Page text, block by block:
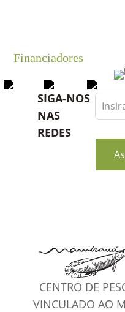
Financiadores
SIGA-NOS
NAS
REDES
Leave
this
blank
CENTRO DE
VINCULADO AO